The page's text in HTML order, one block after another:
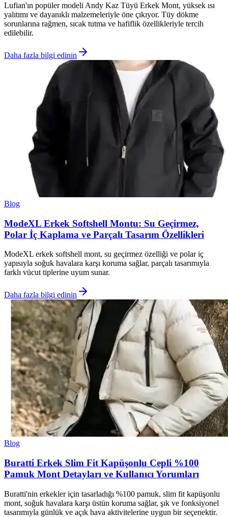
Lufian'ın popüler modeli Andy Kaz Tüyü Erkek Mont, yüksek ısı
yalıtımı ve dayanıklı malzemeleriyle öne çıkıyor. Tüy dökme
sorunlarına rağmen, sıcak tutma ve hafiflik özellikleriyle tercih
edilebilir.
Daha fazla bilgi edinin
Blog
ModeXL Erkek Softshell Montu: Su Geçirmez,
Polar İç Kaplama ve Parçalı Tasarım Özellikleri
ModeXL erkek softshell mont, su geçirmez özelliği ve polar iç
yapısıyla soğuk havalara karşı koruma sağlar, parçalı tasarımıyla
farklı vücut tiplerine uyum sunar.
Daha fazla bilgi edinin
Blog
Buratti Erkek Slim Fit Kapüşonlu Cepli %100
Pamuk Mont Detayları ve Kullanıcı Yorumları
Buratti'nin erkekler için tasarladığı %100 pamuk, slim fit kapüşonlu
mont, soğuk havalara karşı üstün koruma sağlar, şık ve fonksiyonel
tasarımıyla günlük ve açık hava aktivitelerine uygun bir seçenektir.